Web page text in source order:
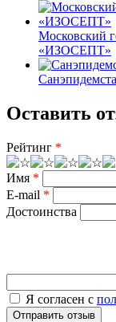
Московский
«ИЗОСЕПТ»
Оставить
Рейтинг *
Имя *
E-mail *
Достоинства
Я согласен с
Отправить отзыв